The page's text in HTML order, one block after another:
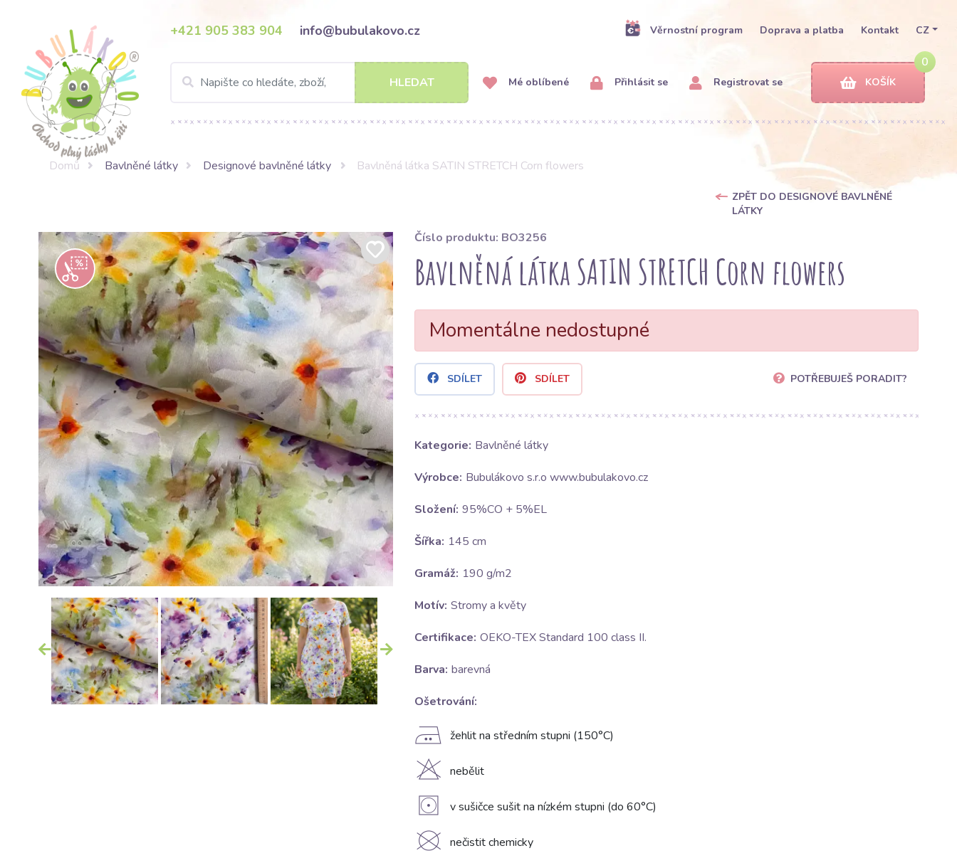
+421 905 383 904 info@bubulakovo.cz Věrnostní program Doprava a platba Kontakt CZ
HLEDAT Mé oblíbené Přihlásit se Registrovat se
0
KOŠÍK
Domů Bavlněné látky Designové bavlněné látky Bavlněná látka SATIN STRETCH Corn flowers
ZPĚT DO DESIGNOVÉ BAVLNĚNÉ
LÁTKY
Číslo produktu: BO3256
Bavlněná látka SATIN STRETCH Corn flowers
Momentálne nedostupné
SDÍLET SDÍLET POTŘEBUJEŠ PORADIT?
Kategorie: Bavlněné látky
Výrobce: Bubulákovo s.r.o www.bubulakovo.cz
Složení: 95%CO + 5%EL
Šířka: 145 cm
Gramáž: 190 g/m2
Motív: Stromy a květy
Certifikace: OEKO-TEX Standard 100 class II.
Barva: barevná
Ošetrování:
E žehlit na středním stupni (150°C)
H nebělit
V v sušičce sušit na nízkém stupni (do 60°C)
K nečistit chemicky